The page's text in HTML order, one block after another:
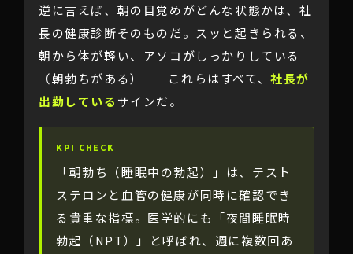
逆に言えば、朝の目覚めがどんな状態かは、社
長の健康診断そのものだ。スッと起きられる、
朝から体が軽い、アソコがしっかりしている
（朝勃ちがある）——これらはすべて、社長が
出勤している サインだ。
KPI CHECK
「朝勃ち（睡眠中の勃起）」は、テスト
ステロンと血管の健康が同時に確認でき
る貴重な指標。医学的にも「夜間睡眠時
勃起（NPT）」と呼ばれ、週に複数回あ